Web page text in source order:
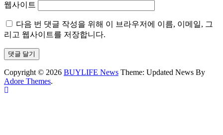
웹사이트
다음 번 댓글 작성을 위해 이 브라우저에 이름, 이메일, 그
리고 웹사이트를 저장합니다.
Copyright © 2026 BUYLIFE News Theme: Updated News By
Adore Themes.